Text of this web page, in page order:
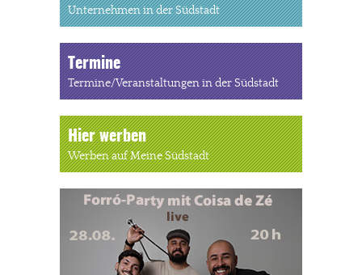
Unternehmen in der Südstadt
Termine
Termine/Veranstaltungen in der Südstadt
Hier werben
Werben auf Meine Südstadt